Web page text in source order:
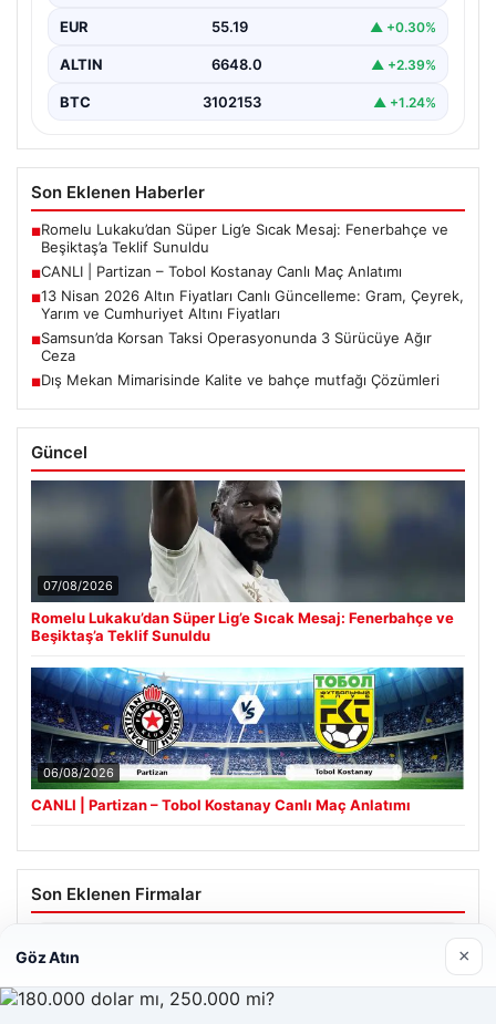
EUR 55.19 ▲ +0.30%
ALTIN 6648.0 ▲ +2.39%
BTC 3102153 ▲ +1.24%
Son Eklenen Haberler
■Romelu Lukaku’dan Süper Lig’e Sıcak Mesaj: Fenerbahçe ve
Beşiktaş’a Teklif Sunuldu
■CANLI | Partizan – Tobol Kostanay Canlı Maç Anlatımı
■13 Nisan 2026 Altın Fiyatları Canlı Güncelleme: Gram, Çeyrek,
Yarım ve Cumhuriyet Altını Fiyatları
■Samsun’da Korsan Taksi Operasyonunda 3 Sürücüye Ağır
Ceza
■Dış Mekan Mimarisinde Kalite ve bahçe mutfağı Çözümleri
Güncel
07/08/2026
Romelu Lukaku’dan Süper Lig’e Sıcak Mesaj: Fenerbahçe ve
Beşiktaş’a Teklif Sunuldu
06/08/2026
CANLI | Partizan – Tobol Kostanay Canlı Maç Anlatımı
Son Eklenen Firmalar
Hastaş Beton
Göz Atın ×